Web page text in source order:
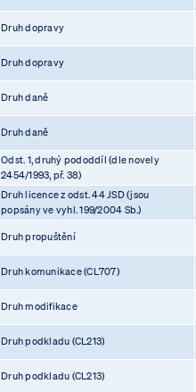
Druh dopravy
Druh dopravy
Druh daně
Druh daně
Odst. 1, druhý pododdíl (dle novely
2454/1993, př. 38)
Druh licence z odst. 44 JSD (jsou
popsány ve vyhl. 199/2004 Sb.)
Druh propuštění
Druh komunikace (CL707)
Druh modifikace
Druh podkladu (CL213)
Druh podkladu (CL213)